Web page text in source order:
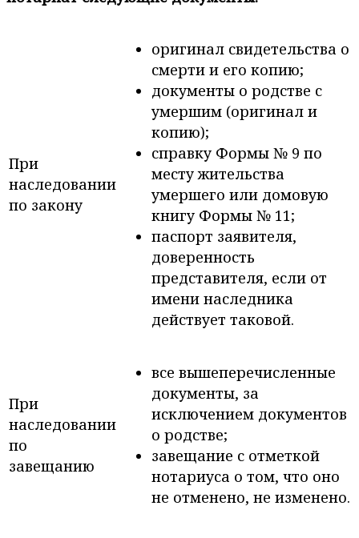
При
наследовании
по закону
оригинал свидетельства о
смерти и его копию;
документы о родстве с
умершим (оригинал и
копию);
справку Формы № 9 по
месту жительства
умершего или домовую
книгу Формы № 11;
паспорт заявителя,
доверенность
представителя, если от
имени наследника
действует таковой.
При
наследовании
по
завещанию
все вышеперечисленные
документы, за
исключением документов
о родстве;
завещание с отметкой
нотариуса о том, что оно
не отменено, не изменено.